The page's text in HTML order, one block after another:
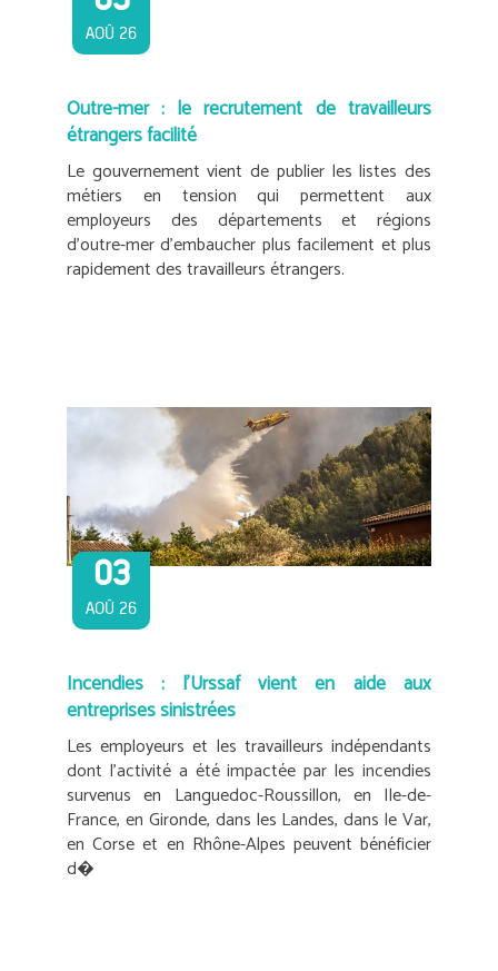
AOÛ 26
Outre-mer : le recrutement de travailleurs
étrangers facilité
Le gouvernement vient de publier les listes des
métiers en tension qui permettent aux
employeurs des départements et régions
d’outre-mer d’embaucher plus facilement et plus
rapidement des travailleurs étrangers.
03
AOÛ 26
Incendies : l’Urssaf vient en aide aux
entreprises sinistrées
Les employeurs et les travailleurs indépendants
dont l’activité a été impactée par les incendies
survenus en Languedoc-Roussillon, en Ile-de-
France, en Gironde, dans les Landes, dans le Var,
en Corse et en Rhône-Alpes peuvent bénéficier
d�